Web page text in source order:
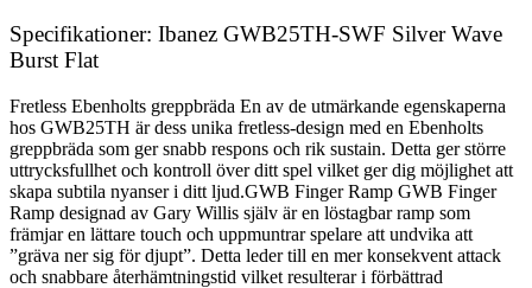
Specifikationer: Ibanez GWB25TH-SWF Silver Wave
Burst Flat
Fretless Ebenholts greppbräda En av de utmärkande egenskaperna
hos GWB25TH är dess unika fretless-design med en Ebenholts
greppbräda som ger snabb respons och rik sustain. Detta ger större
uttrycksfullhet och kontroll över ditt spel vilket ger dig möjlighet att
skapa subtila nyanser i ditt ljud.GWB Finger Ramp GWB Finger
Ramp designad av Gary Willis själv är en löstagbar ramp som
främjar en lättare touch och uppmuntrar spelare att undvika att
”gräva ner sig för djupt”. Detta leder till en mer konsekvent attack
och snabbare återhämtningstid vilket resulterar i förbättrad